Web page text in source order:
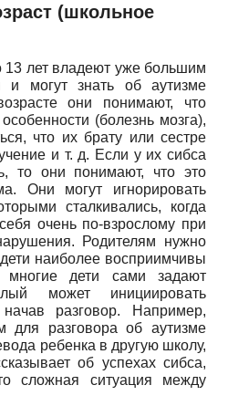
(школьное
13 лет владеют уже большим
могут знать об аутизме
они понимают, что
(болезнь мозга),
что их брату или сестре
и т. д. Если у их сибса
то они понимают, что это
Они могут игнорировать
сталкивались, когда
очень по-взрослому при
Родителям нужно
наиболее восприимчивы
дети сами задают
может инициировать
разговор. Например,
для разговора об аутизме
ребенка в другую школу,
об успехах сибса,
сложная ситуация между